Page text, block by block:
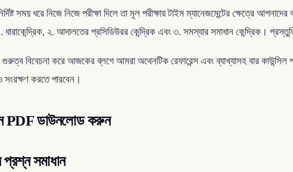
সময় ধরে নিজে নিজে পরীক্ষা দিলে তা মূল পরীক্ষায় টাইম ম্যানেজমেন্টের ক্ষেত্রে
ধারাকেন্দ্রিক, ২. আদালতের প্রসিডিউরর কেন্দ্রিক এবং ৩. সমস্যার সমাধান কেন্দ্রিক।
গুরুত্ব বিবেচনা করে আজকের ব্লগে আমরা অথেনটিক রেফারেন্স এবং ব্যাখ্যাসহ বার
সংরক্ষণ করতে পারবেন।
PDF ডাউনলোড করুন
প্রশ্ন সমাধান